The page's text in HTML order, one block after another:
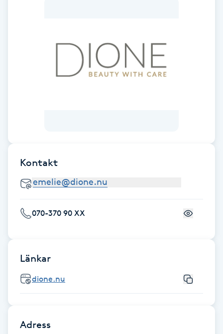
Funktionsanalys
Gel naglar
Gelenaglar
Gellack
Kontakt
070-370 90 XX
Länkar
dione.nu
Adress